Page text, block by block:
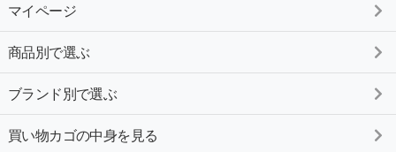
マイページ
商品別で選ぶ
ブランド別で選ぶ
買い物カゴの中身を見る